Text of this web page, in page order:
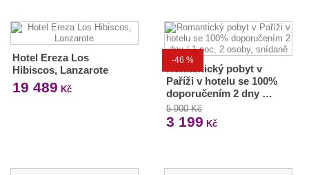
Hotel Ereza Los
Hibiscos, Lanzarote
19 489 Kč
-46 %
Romantický pobyt v
Paříži v hotelu se 100%
doporučením 2 dny …
5 900 Kč
3 199 Kč